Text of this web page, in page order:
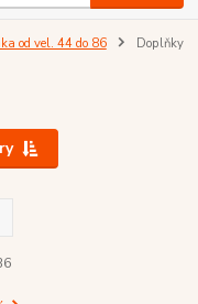
od vel. 44 do 86 Doplňky